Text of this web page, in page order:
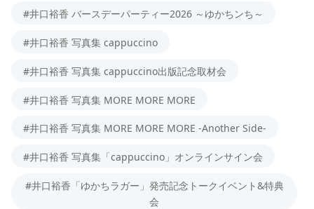
#井口裕香 バースデーパーティー2026 ～ゆかちンち～
#井口裕香 写真集 cappuccino
#井口裕香 写真集 cappuccino出版記念取材会
#井口裕香 写真集 MORE MORE MORE
#井口裕香 写真集 MORE MORE MORE -Another Side-
#井口裕香 写真集「cappuccino」オンラインサイン会
#井口裕香「ゆかちラガー」発売記念トークイベント&特典
会